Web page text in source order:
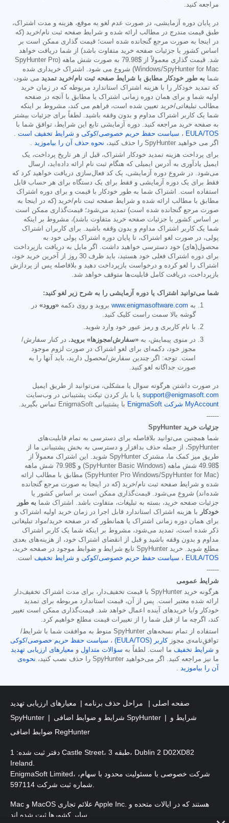
مراجعه کنید.
در پایان دوره آزمایشی، در صورت عدم لغو به موقع، هزینه و مدت اشتراک،
طبق قیمت مندرج در مطالب ارائه شده و شرایط صفحه ثبت نام/خرید (که
در اینجا به صورت مرجع گنجانده شده است؛ قیمت گذاری ممکن است بر
اساس کشور یا جزئیات صفحه خرید متفاوت باشد) از شما دریافت خواهد
شد. قیمت گذاری معمولاً از $79.98
به صورت شش ماهه (SpyHunter Pro
Windows/SpyHunter for Mac) شروع می شود. اشتراک خریداری شده
شما به طور خودکار مطابق با شرایط صفحه ثبت نام/خرید تمدید می شود،
که تمدید خودکار را با هزینه اشتراک استاندارد مربوطه که در زمان خرید
اولیه شما و برای همان دوره زمانی اشتراک یا مطابق با آنچه در صفحه
مطالب تبلیغاتی/خرید تعیین شده است، فراهم می کند، مشروط بر اینکه
شما یک کاربر اشتراک مداوم و بدون وقفه باشید. لطفاً برای جزئیات بیشتر
به صفحه خرید مراجعه کنید. دوره آزمایشی تابع این شرایط، توافق شما با
EULA/TOS ، سیاست حفظ حریم خصوصی/کوکی و شرایط تخفیف است .
اگر می خواهید SpyHunter را حذف کنید،
نحوه حذف آن را بیاموزید .
برای پرداخت هزینه تمدید خودکار اشتراک، قبل از هر تاریخ پرداخت، یک
ایمیل یادآوری به آدرس ایمیلی که هنگام ثبت نام ارائه داده‌اید، ارسال
می‌شود. در شروع دوره آزمایشی، یک کد فعال‌سازی دریافت خواهید کرد که
فقط برای یک دوره آزمایشی و فقط برای یک دستگاه برای هر حساب قابل
استفاده است. اشتراک شما به طور خودکار با قیمت و برای دوره اشتراک
مطابق با مطالب ارائه شده و شرایط صفحه ثبت نام/خرید (که در اینجا به
صورت مرجع گنجانده شده است) تمدید می‌شود؛ قیمت‌گذاری ممکن است
بر اساس کشور یا جزئیات صفحه خرید متفاوت باشد)، مشروط بر اینکه
شما یک کاربر اشتراک مداوم و بدون وقفه باشید. برای کاربران اشتراک
پولی، در صورت لغو اشتراک، تا پایان دوره اشتراک پولی خود به
محصول(های) خود دسترسی خواهید داشت. اگر مایل به دریافت بازپرداخت
برای دوره اشتراک فعلی خود هستید، باید ظرف 30 روز از آخرین خرید خود،
اشتراک را لغو کرده و درخواست بازپرداخت دهید و بلافاصله پس از پردازش
بازپرداخت، دریافت کامل قابلیت‌ها متوقف خواهد شد.
شما می‌توانید اشتراک یا دوره آزمایشی را به شرح زیر لغو کنید:
به www.enigmasoftware.com بروید و روی دکمه «ورود» در
گوشه بالا سمت راست کلیک کنید.
با نام کاربری و رمز عبور خود وارد شوید.
در منوی پیمایش، به «سفارش/مجوزها» بروید. در کنار سفارش/
مجوز خود، دکمه‌ای برای لغو اشتراک در صورت لزوم موجود
است. توجه: اگر چندین سفارش/محصول دارید، باید آنها را به
صورت جداگانه لغو کنید.
در صورت داشتن هرگونه سوال یا مشکلی، می‌توانید از طریق ایمیل
support@enigmasoft.com یا با باز کردن تیکت پشتیبانی در وب‌سایت
MyAccount شرکت EnigmaSoft
با پشتیبانی EnigmaSoft تماس بگیرید.
------
جزئیات خرید SpyHunter
شما همچنین می‌توانید بلافاصله برای دسترسی به تمام قابلیت‌های
SpyHunter، از جمله حذف بدافزار و دسترسی به بخش پشتیبانی ما از
طریق میز کمک ما، مشترک SpyHunter شوید. این اشتراک معمولاً از
$49.98
شش ماهه (SpyHunter Basic Windows) و $79.98
شش ماهه
(SpyHunter Pro Windows/SpyHunter for Mac) مطابق با مطالب ارائه
شده و شرایط صفحه ثبت نام/خرید (که در اینجا به صورت مرجع گنجانده
شده‌اند) شروع می‌شود. قیمت‌گذاری ممکن است بر اساس کشور یا
جزئیات صفحه خرید، بسته به تبلیغات، متفاوت باشد. اشتراک شما به طور
خودکار
با هزینه اشتراک استاندارد قابل اجرا در زمان خرید اولیه اشتراک و
برای همان دوره زمانی اشتراک یا همانطور که در صفحه خرید/مواد تبلیغاتی
ذکر شده است، تمدید می‌شود، مشروط بر اینکه شما یک کاربر اشتراک
مداوم و بدون وقفه باشید و قبل از انقضای اشتراک خود، از هزینه‌های بعدی
مطلع شوید. خرید SpyHunter تابع شرایط و ضوابط موجود در صفحه خرید،
EULA/TOS ، سیاست حفظ حریم خصوصی/کوکی و شرایط تخفیف است.
------
شرایط عمومی
هرگونه خرید SpyHunter با قیمت تخفیف‌دار، برای مدت اشتراک تخفیف‌دار
ارائه شده معتبر است. پس از آن، قیمت استاندارد مربوطه برای تمدید
خودکار و/یا خریدهای آینده اعمال خواهد شد. قیمت‌گذاری ممکن است تغییر
کند، اگرچه ما از قبل شما را از تغییرات قیمت مطلع خواهیم کرد.
استفاده از تمام نسخه‌های SpyHunter منوط به موافقت شما با شرایط/
توافق‌نامه‌ی مجوزکاربر (EULA/TOS) ، سیاست حفظ حریم خصوصی/کوکی
و شرایط تخفیف ما است. لطفاً به سؤالات متداول و معیارهای ارزیابی تهدید
ما نیز مراجعه کنید. اگر می‌خواهید SpyHunter را حذف نصب کنید،
نحوه‌ی
آن را بیاموزید
صفحه اصلی مراحل حذف برنامه
معیارهای ارزیابی تهدید
SpyHunter
شرایط و ضوابط اضافی SpyHunter
شرایط و
ضوابط اضافی RegHunter
دفتر ثبت شده: 1 Castle Street، طبقه 3، Dublin 2 D02XD82
Ireland.
EnigmaSoft Limited، شرکت خصوصی با مسئولیت محدود با سهام،
شماره ثبت شرکت 597114.
Mac و MacOS علائم تجاری Apple Inc. هستند که در ایالات متحده و